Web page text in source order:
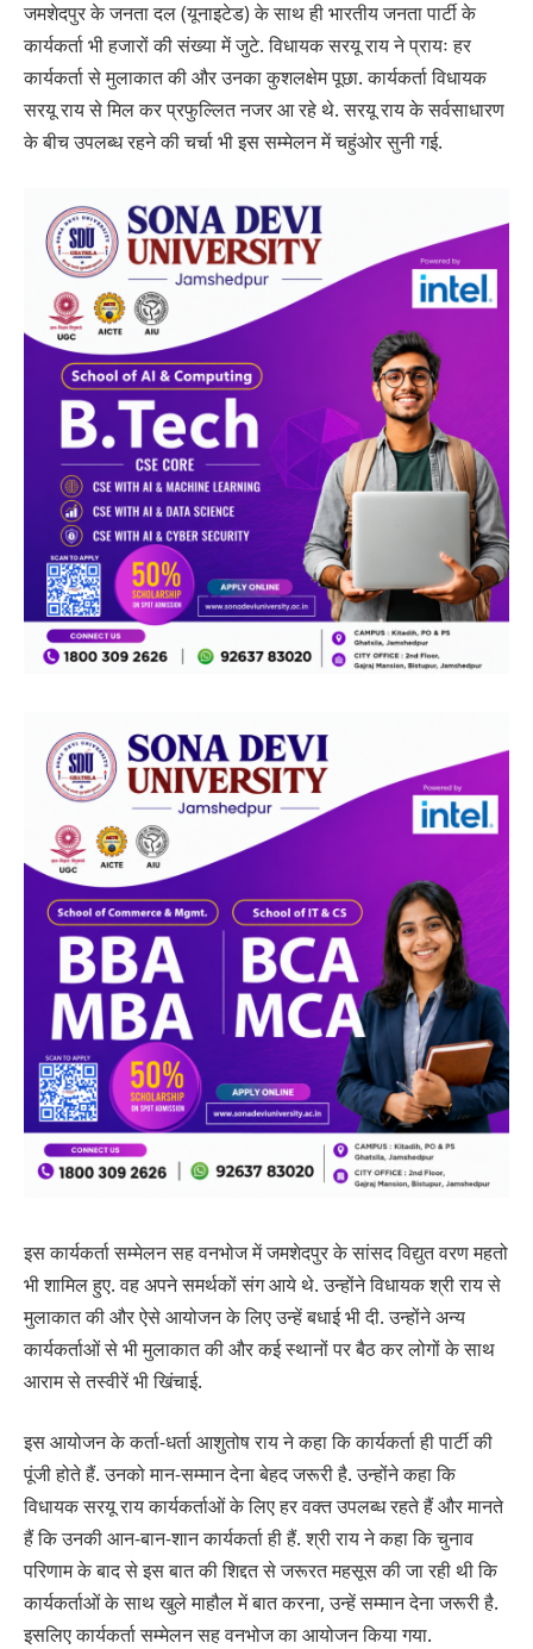
जमशेदपुर के जनता दल (यूनाइटेड) के साथ ही भारतीय जनता पार्टी के
कार्यकर्ता भी हजारों की संख्या में जुटे. विधायक सरयू राय ने प्रायः हर
कार्यकर्ता से मुलाकात की और उनका कुशलक्षेम पूछा. कार्यकर्ता विधायक
सरयू राय से मिल कर प्रफुल्लित नजर आ रहे थे. सरयू राय के सर्वसाधारण
के बीच उपलब्ध रहने की चर्चा भी इस सम्मेलन में चहुंओर सुनी गई.
इस कार्यकर्ता सम्मेलन सह वनभोज में जमशेदपुर के सांसद विद्युत वरण महतो
भी शामिल हुए. वह अपने समर्थकों संग आये थे. उन्होंने विधायक श्री राय से
मुलाकात की और ऐसे आयोजन के लिए उन्हें बधाई भी दी. उन्होंने अन्य
कार्यकर्ताओं से भी मुलाकात की और कई स्थानों पर बैठ कर लोगों के साथ
आराम से तस्वीरें भी खिंचाई.
इस आयोजन के कर्ता-धर्ता आशुतोष राय ने कहा कि कार्यकर्ता ही पार्टी की
पूंजी होते हैं. उनको मान-सम्मान देना बेहद जरूरी है. उन्होंने कहा कि
विधायक सरयू राय कार्यकर्ताओं के लिए हर वक्त उपलब्ध रहते हैं और मानते
हैं कि उनकी आन-बान-शान कार्यकर्ता ही हैं. श्री राय ने कहा कि चुनाव
परिणाम के बाद से इस बात की शिद्दत से जरूरत महसूस की जा रही थी कि
कार्यकर्ताओं के साथ खुले माहौल में बात करना, उन्हें सम्मान देना जरूरी है.
इसलिए कार्यकर्ता सम्मेलन सह वनभोज का आयोजन किया गया.